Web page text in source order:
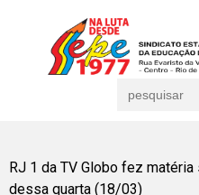
for:
RJ 1 da TV Globo fez
dessa quarta (18/03)